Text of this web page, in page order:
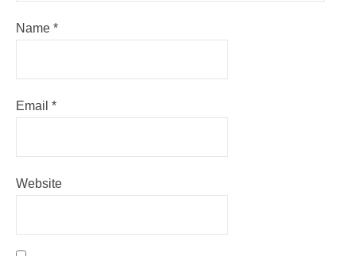
Name *
Email *
Website